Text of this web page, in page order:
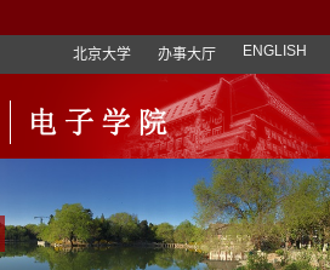
北京大学 办事大厅 ENGLISH